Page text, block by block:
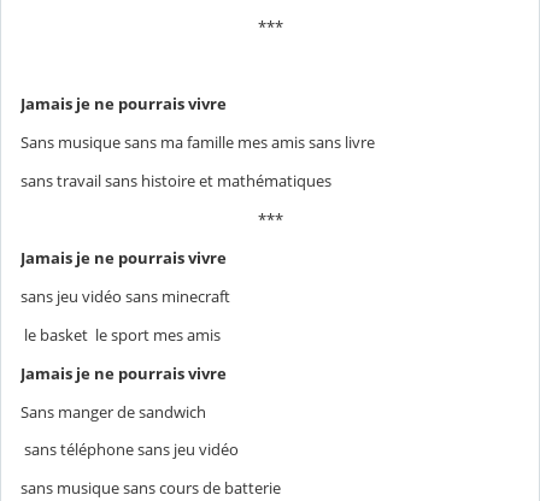
***
Jamais je ne pourraisvivre
Sans musique sans ma famille mes amis sans livre
sans travail sans histoire et mathématiques
***
Jamais je ne pourraisvivre
sans jeu vidéo sans minecraft
le basket le sport mes amis
Jamais je ne pourraisvivre
Sans manger de sandwich
sans téléphone sans jeu vidéo
sans musique sans cours de batterie